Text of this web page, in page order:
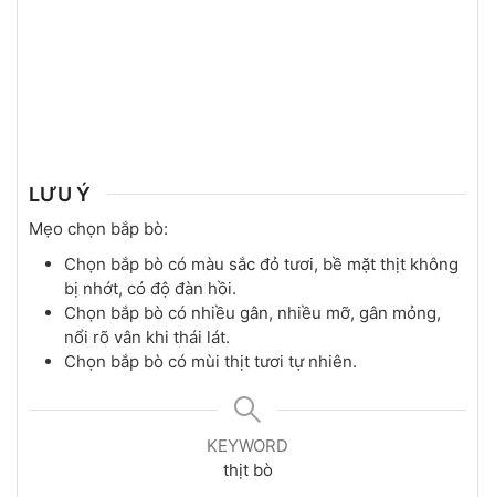
LƯU Ý
Mẹo chọn bắp bò:
Chọn bắp bò có màu sắc đỏ tươi, bề mặt thịt không
bị nhớt, có độ đàn hồi.
Chọn bắp bò có nhiều gân, nhiều mỡ, gân mỏng,
nổi rõ vân khi thái lát.
Chọn bắp bò có mùi thịt tươi tự nhiên.
KEYWORD
thịt bò